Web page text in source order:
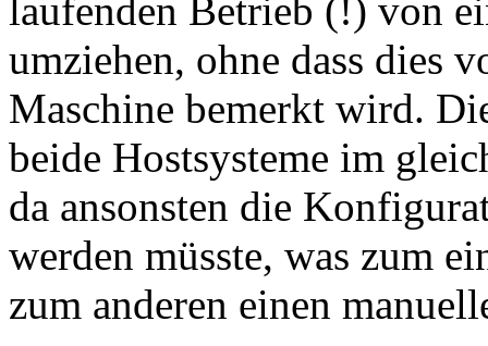
laufenden Betrieb (!) von
umziehen, ohne dass dies
Maschine bemerkt wird.
beide Hostsysteme im
da ansonsten die
werden müsste, was zum
zum anderen einen